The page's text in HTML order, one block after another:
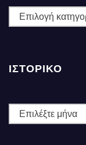
ΚΑΤΗΓΟΡΙΕΣ
ΙΣΤΟΡΙΚΌ
Ιστορικό